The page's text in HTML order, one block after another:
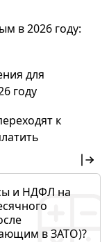
в 2026 году:
для
году
к
и НДФЛ на
в ЗАТО)?